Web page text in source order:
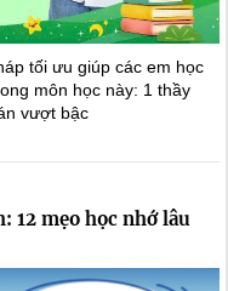
tối ưu giúp các em học
môn học này: 1 thầy
vượt bậc
12 mẹo học nhớ lâu